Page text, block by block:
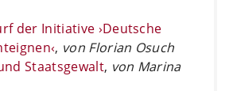
der Initiative ›Deutsche
, von Florian Osuch
Staatsgewalt, von Marina